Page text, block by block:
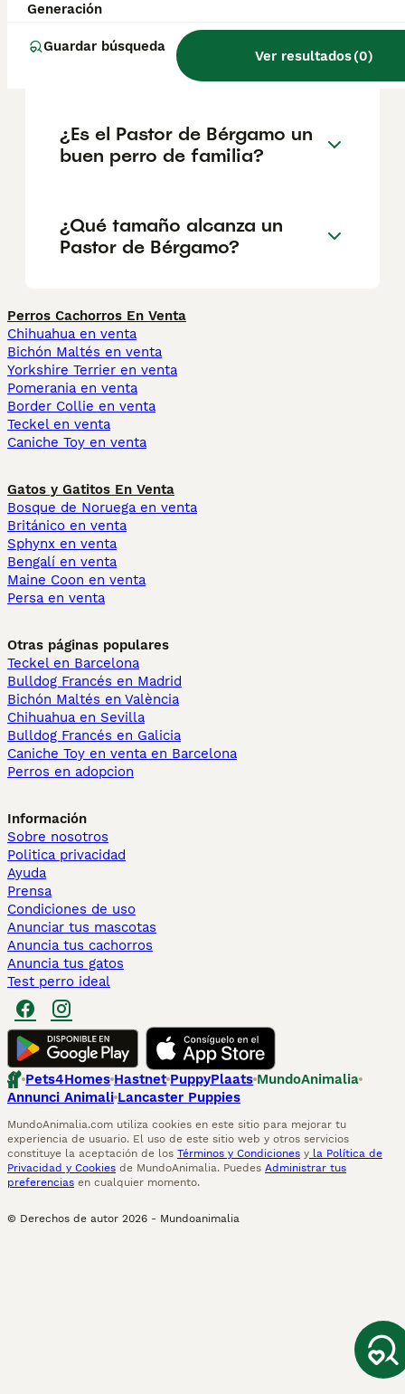
Generación
Guardar búsqueda
Ver resultados(0)
¿Cuál es el mejor pastor
alemán de España?
¿Es el Pastor de Bérgamo un
buen perro de familia?
¿Qué tamaño alcanza un
Pastor de Bérgamo?
Perros Cachorros En Venta
Chihuahua en venta
Bichón Maltés en venta
Yorkshire Terrier en venta
Pomerania en venta
Border Collie en venta
Teckel en venta
Caniche Toy en venta
Gatos y Gatitos En Venta
Bosque de Noruega en venta
Británico en venta
Sphynx en venta
Bengalí en venta
Maine Coon en venta
Persa en venta
Otras páginas populares
Teckel en Barcelona
Bulldog Francés en Madrid
Bichón Maltés en València
Chihuahua en Sevilla
Bulldog Francés en Galicia
Caniche Toy en venta en Barcelona
Perros en adopcion
Información
Sobre nosotros
Politica privacidad
Ayuda
Prensa
Condiciones de uso
Anunciar tus mascotas
Anuncia tus cachorros
Anuncia tus gatos
Test perro ideal
Pets4Homes Hastnet PuppyPlaats MundoAnimalia
Annunci Animali Lancaster Puppies
MundoAnimalia.com utiliza cookies en este sitio para mejorar tu
experiencia de usuario. El uso de este sitio web y otros servicios
constituye la aceptación de los Términos y Condiciones y la Política de
Privacidad y Cookies de MundoAnimalia. Puedes Administrar tus
preferencias en cualquier momento.
© Derechos de autor 2026 - Mundoanimalia